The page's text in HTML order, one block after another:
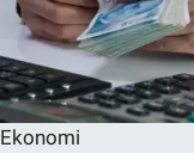
Ekonomi